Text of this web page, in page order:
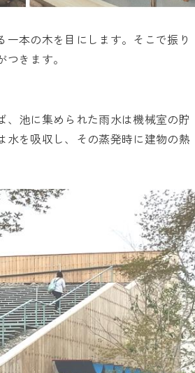
本の木を目にします。そこで振り
きます。
、池に集められた雨水は機械室の貯
水を吸収し、その蒸発時に建物の熱